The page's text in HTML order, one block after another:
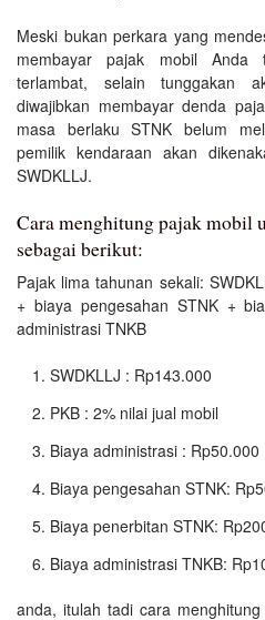
Meski bukan perkara yang
membayar pajak mobil Anda
terlambat, selain tunggakan
diwajibkan membayar denda
masa berlaku STNK belum
pemilik kendaraan akan
SWDKLLJ.
Cara menghitung pajak mobil
sebagai berikut:
Pajak lima tahunan sekali:
+ biaya pengesahan STNK +
administrasi TNKB
SWDKLLJ : Rp143.000
PKB : 2% nilai jual mobil
Biaya administrasi : Rp50.000
Biaya pengesahan STNK:
Biaya penerbitan STNK:
Biaya administrasi TNKB:
anda, itulah tadi cara